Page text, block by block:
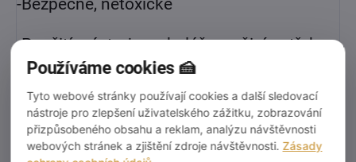
-Použití: nástroje na koláče, pečicí potřeby
životností, flexibilní, praktické.
Používáme cookies 🍰
Tyto webové stránky používají cookies a další sledovací
nástroje pro zlepšení uživatelského zážitku, zobrazování
přizpůsobeného obsahu a reklam, analýzu návštěvnosti
webových stránek a zjištění zdroje návštěvnosti. Zásady